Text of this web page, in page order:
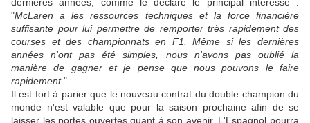
"McLaren a les ressources techniques et la force financière
suffisante pour lui permettre de remporter très rapidement des
courses et des championnats en F1. Même si les dernières
années n'ont pas été simples, nous n'avons pas oublié la
manière de gagner et je pense que nous pouvons le faire
rapidement."
Il est fort à parier que le nouveau contrat du double champion du
monde n'est valable que pour la saison prochaine afin de se
laisser les portes ouvertes quant à son avenir. L'Espagnol pourra